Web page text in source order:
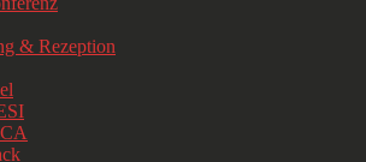
& Rezeption